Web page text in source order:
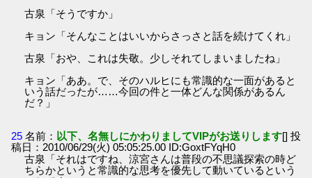
古泉「そうですか」
キョン「そんなことはいいからさっさと話を続けてくれ」
古泉「おや、これは失敬。少しそれてしまいましたね」
キョン「ああ。で、そのハルヒにも常識的な一面があると
いう話だったが……今回の件と一体どんな関係があるん
だ？」
25 名前： 以下、名無しにかわりましてVIPがお送りします[] 投
稿日：2010/06/29(火) 05:05:25.00 ID:GoxtFYqH0
古泉「それはですね、涼宮さんは普段の不思議探索の時ど
ちらかというと常識的な思考を優先して動いているという